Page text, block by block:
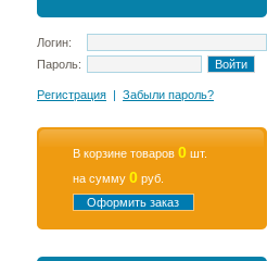
Логин:
Пароль:
Регистрация | Забыли пароль?
В корзине товаров 0 шт.
на сумму 0 руб.
Оформить заказ